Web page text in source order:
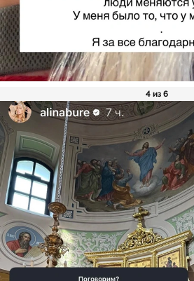
4 из 6